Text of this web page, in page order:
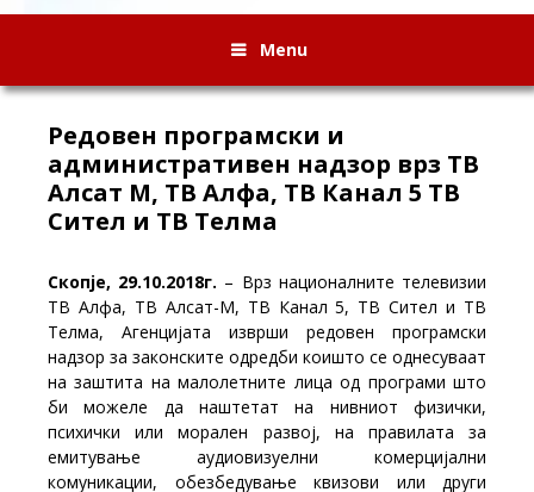
Menu
Редовен програмски и
административен надзор врз ТВ
Алсат М, ТВ Алфа, ТВ Канал 5 ТВ
Сител и ТВ Телма
Скопје, 29.10.2018г. – Врз националните телевизии
ТВ Алфа, ТВ Алсат-М, ТВ Канал 5, ТВ Сител и ТВ
Телма, Агенцијата изврши редовен програмски
надзор за законските одредби коишто се однесуваат
на заштита на малолетните лица од програми што
би можеле да наштетат на нивниот физички,
психички или морален развој, на правилата за
емитување аудиовизуелни комерцијални
комуникации, обезбедување квизови или други